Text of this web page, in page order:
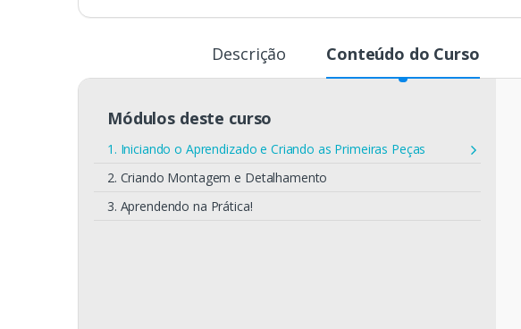
Descrição Conteúdo do Curso
Módulos deste curso
1. Iniciando o Aprendizado e Criando as Primeiras Peças
2. Criando Montagem e Detalhamento
3. Aprendendo na Prática!